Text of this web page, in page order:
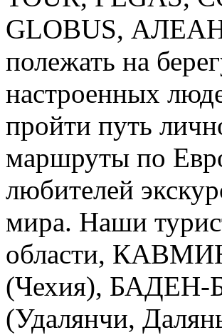
GLOBUS, АЛЕАН
полежать на
настроенных
пройти путь
маршруты по
любителей
мира. Наши
области,
(Чехия),
(Удалянчи,